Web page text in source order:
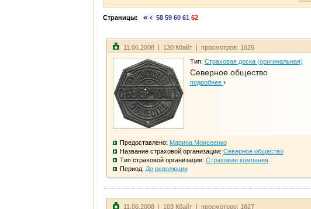
Страницы: 58 59 60 61 62
11.06.2008 | 130 Кбайт | просмотров: 1626
Тип: Страховая доска (оригинальная)
Северное общество
подробнее
Предоставлено: Марина Моисеенко
Название страховой организации: Северное общество
Тип страховой организации: Страховая компания
Период: До революции
11.06.2008 | 103 Кбайт | просмотров: 1627